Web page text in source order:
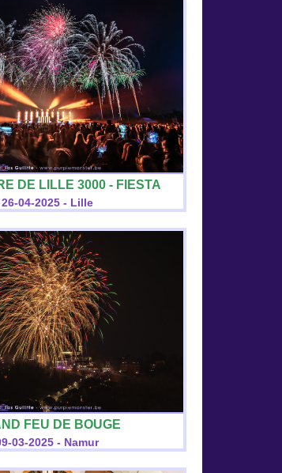
DE LILLE 3000 - FIESTA
26-04-2025 - Lille
FEU DE BOUGE
03-2025 - Namur